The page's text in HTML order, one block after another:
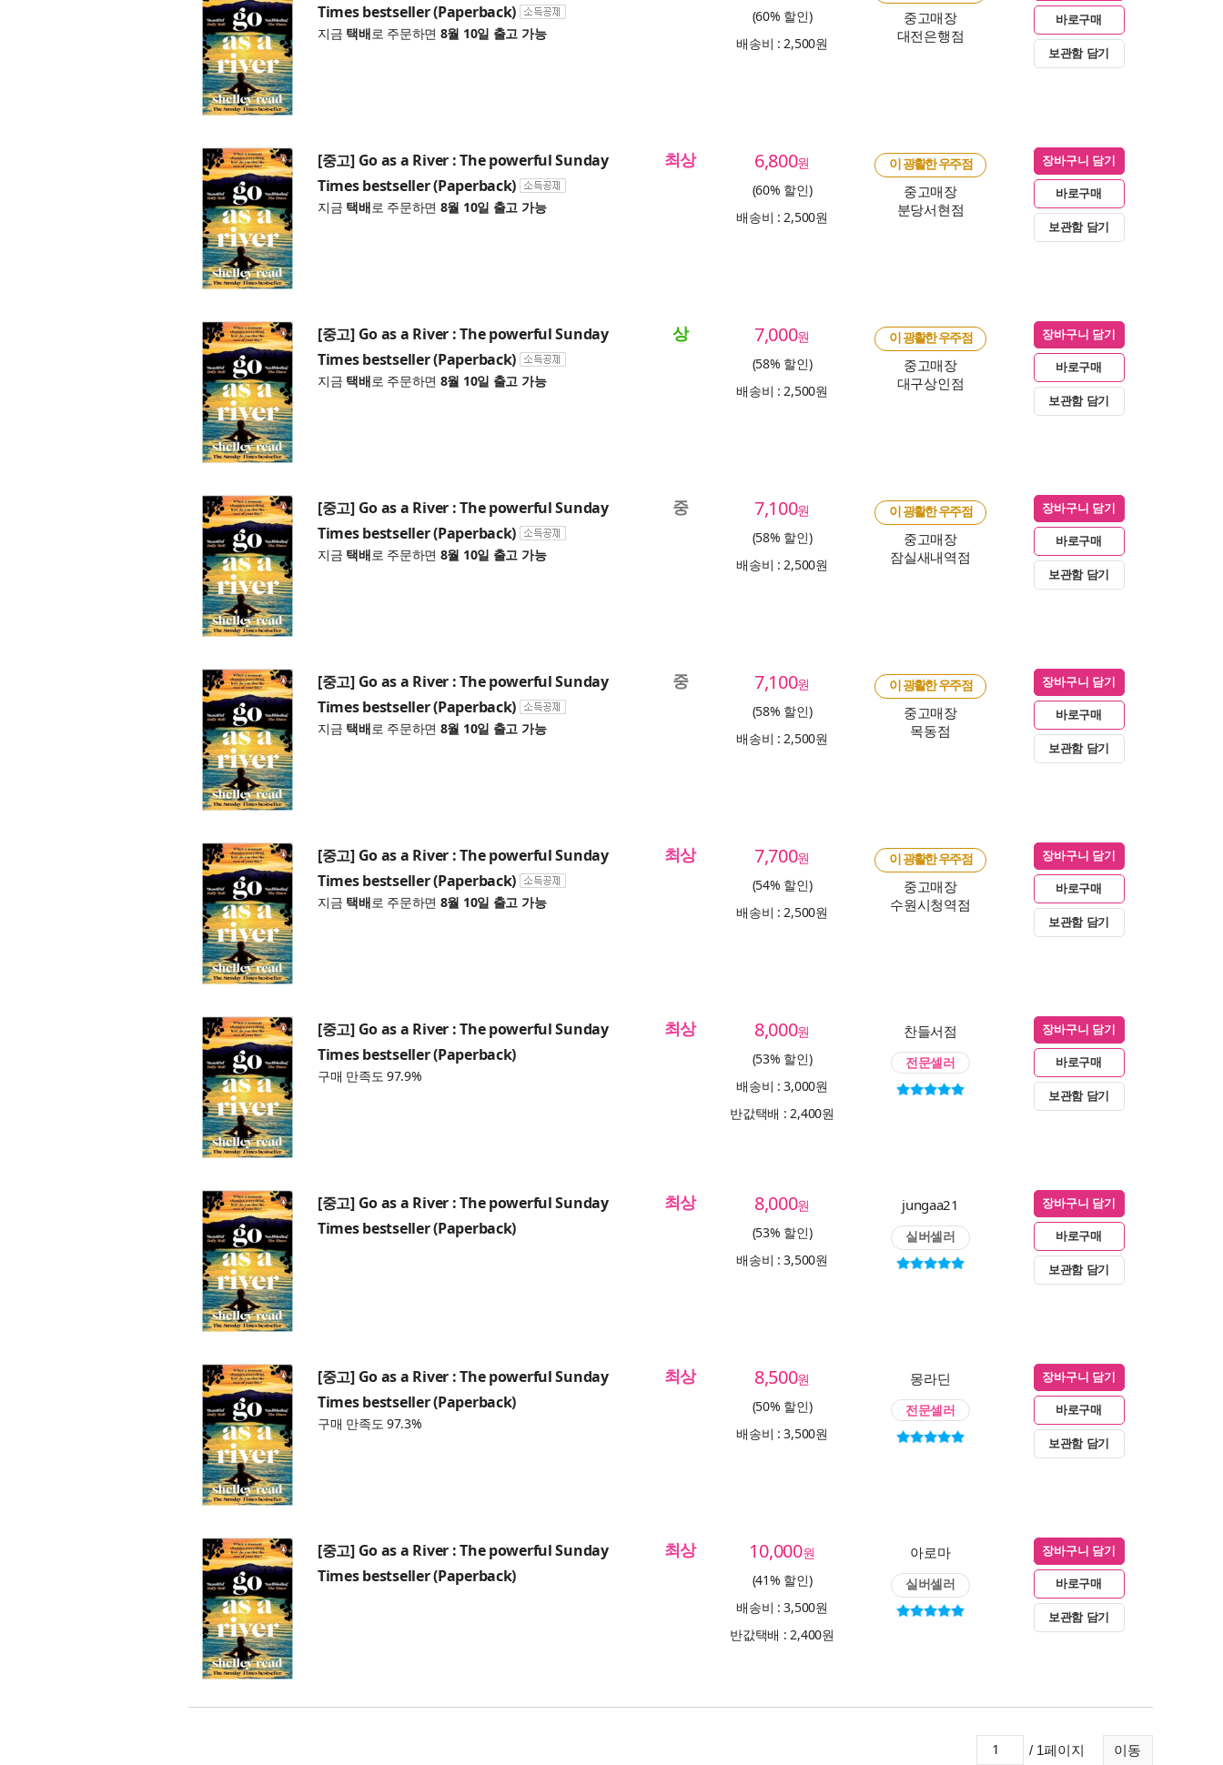
Times bestseller (Paperback)
지금 택배로 주문하면 8월 10일 출고 가능
(60% 할인)
배송비 : 2,500원
중고매장
대전은행점
바로구매
보관함 담기
[중고] Go as a River : The powerful Sunday
Times bestseller (Paperback)
지금 택배로 주문하면 8월 10일 출고 가능
최상 6,800원
(60% 할인)
배송비 : 2,500원
이 광활한 우주점
중고매장
분당서현점
장바구니 담기
바로구매
보관함 담기
[중고] Go as a River : The powerful Sunday
Times bestseller (Paperback)
지금 택배로 주문하면 8월 10일 출고 가능
상 7,000원
(58% 할인)
배송비 : 2,500원
이 광활한 우주점
중고매장
대구상인점
장바구니 담기
바로구매
보관함 담기
[중고] Go as a River : The powerful Sunday
Times bestseller (Paperback)
지금 택배로 주문하면 8월 10일 출고 가능
중 7,100원
(58% 할인)
배송비 : 2,500원
이 광활한 우주점
중고매장
잠실새내역점
장바구니 담기
바로구매
보관함 담기
[중고] Go as a River : The powerful Sunday
Times bestseller (Paperback)
지금 택배로 주문하면 8월 10일 출고 가능
중 7,100원
(58% 할인)
배송비 : 2,500원
이 광활한 우주점
중고매장
목동점
장바구니 담기
바로구매
보관함 담기
[중고] Go as a River : The powerful Sunday
Times bestseller (Paperback)
지금 택배로 주문하면 8월 10일 출고 가능
최상 7,700원
(54% 할인)
배송비 : 2,500원
이 광활한 우주점
중고매장
수원시청역점
장바구니 담기
바로구매
보관함 담기
[중고] Go as a River : The powerful Sunday
Times bestseller (Paperback)
구매 만족도 97.9%
최상 8,000원
(53% 할인)
배송비 : 3,000원
반값택배 : 2,400원
찬들서점
전문셀러
장바구니 담기
바로구매
보관함 담기
[중고] Go as a River : The powerful Sunday
Times bestseller (Paperback)
최상 8,000원
(53% 할인)
배송비 : 3,500원
jungaa21
실버셀러
장바구니 담기
바로구매
보관함 담기
[중고] Go as a River : The powerful Sunday
Times bestseller (Paperback)
구매 만족도 97.3%
최상 8,500원
(50% 할인)
배송비 : 3,500원
몽라딘
전문셀러
장바구니 담기
바로구매
보관함 담기
[중고] Go as a River : The powerful Sunday
Times bestseller (Paperback)
최상 10,000원
(41% 할인)
배송비 : 3,500원
반값택배 : 2,400원
아로마
실버셀러
장바구니 담기
바로구매
보관함 담기
이동
/ 1페이지